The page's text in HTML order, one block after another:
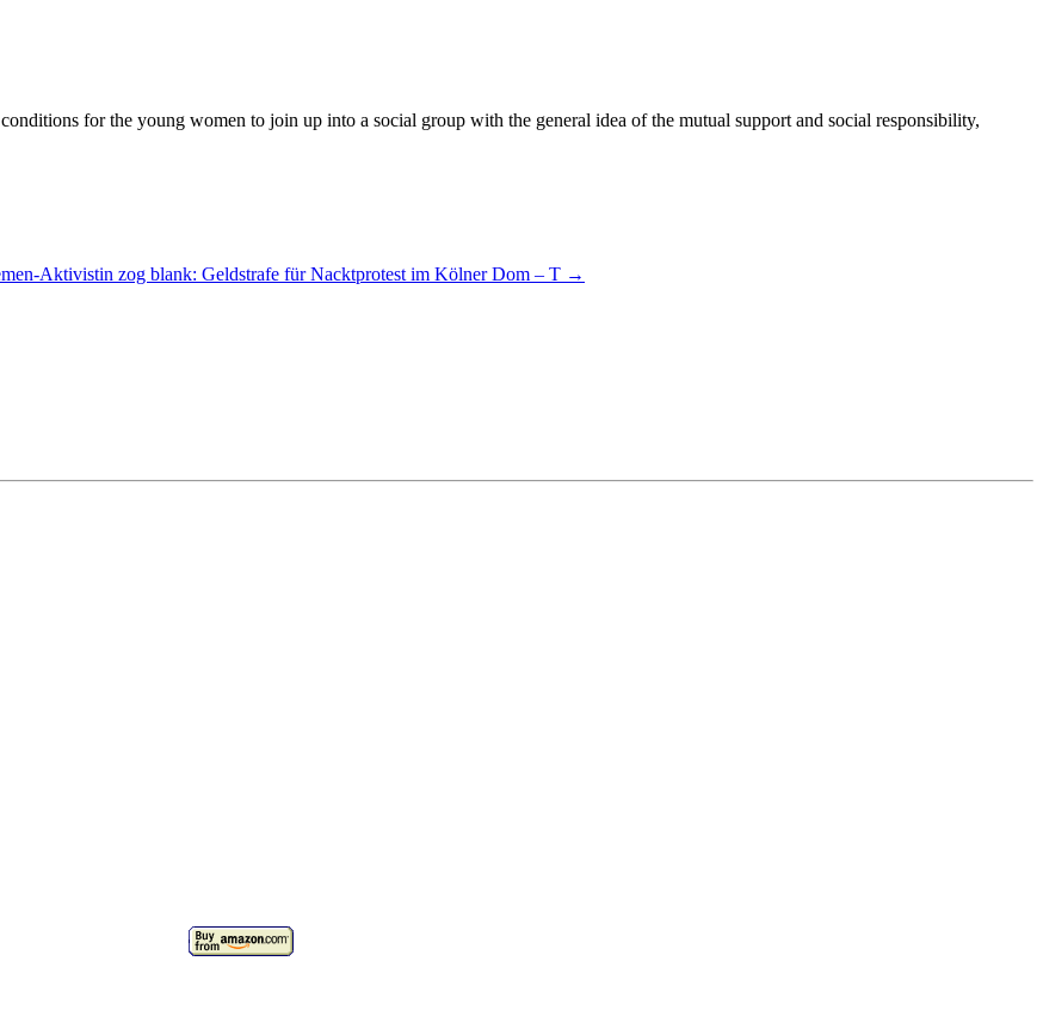
for the young women to join up into a social group with the general idea of the mutual support and social responsibility,
Aktivistin zog blank: Geldstrafe für Nacktprotest im Kölner Dom – T →